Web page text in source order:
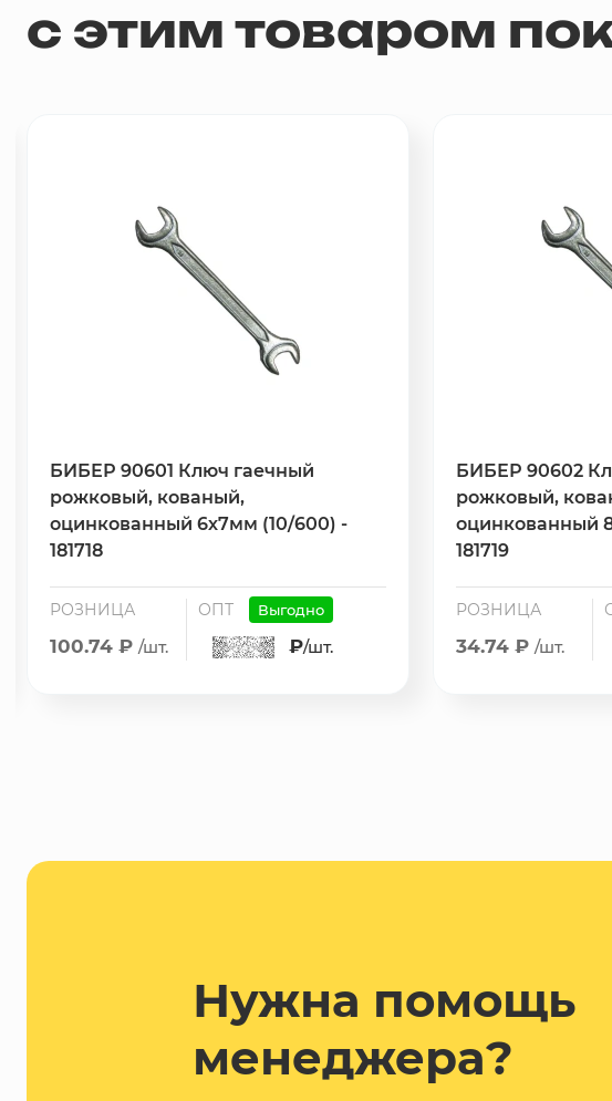
с этим товаром
БИБЕР 90601 Ключ гаечный
рожковый, кованый,
оцинкованный 6х7мм (10/600) -
181718
РОЗНИЦА
100.74 ₽ /шт.
ОПТ Выгодно
₽/шт.
БИБЕР 90602
рожковый,
оцинкованный
181719
РОЗНИЦА
34.74 ₽ /шт.
Нужна помощь
менеджера?